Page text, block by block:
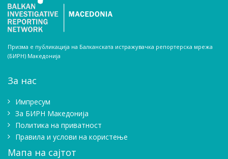
Призма е публикација на Балканската истражувачка репортерска мрежа
(БИРН) Македонија
За нас
Импресум
Зa БИРН Македонија
Политика на приватност
Правила и услови на користење
Мапа на сајтот